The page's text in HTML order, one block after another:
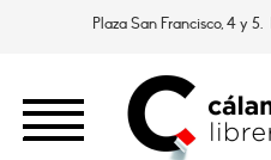
Plaza San Francisco, 4 y